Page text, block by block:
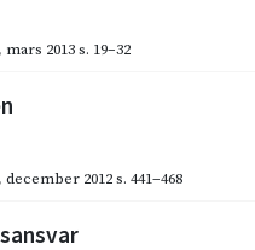
, mars 2013s. 19–32
december 2012s. 441–468